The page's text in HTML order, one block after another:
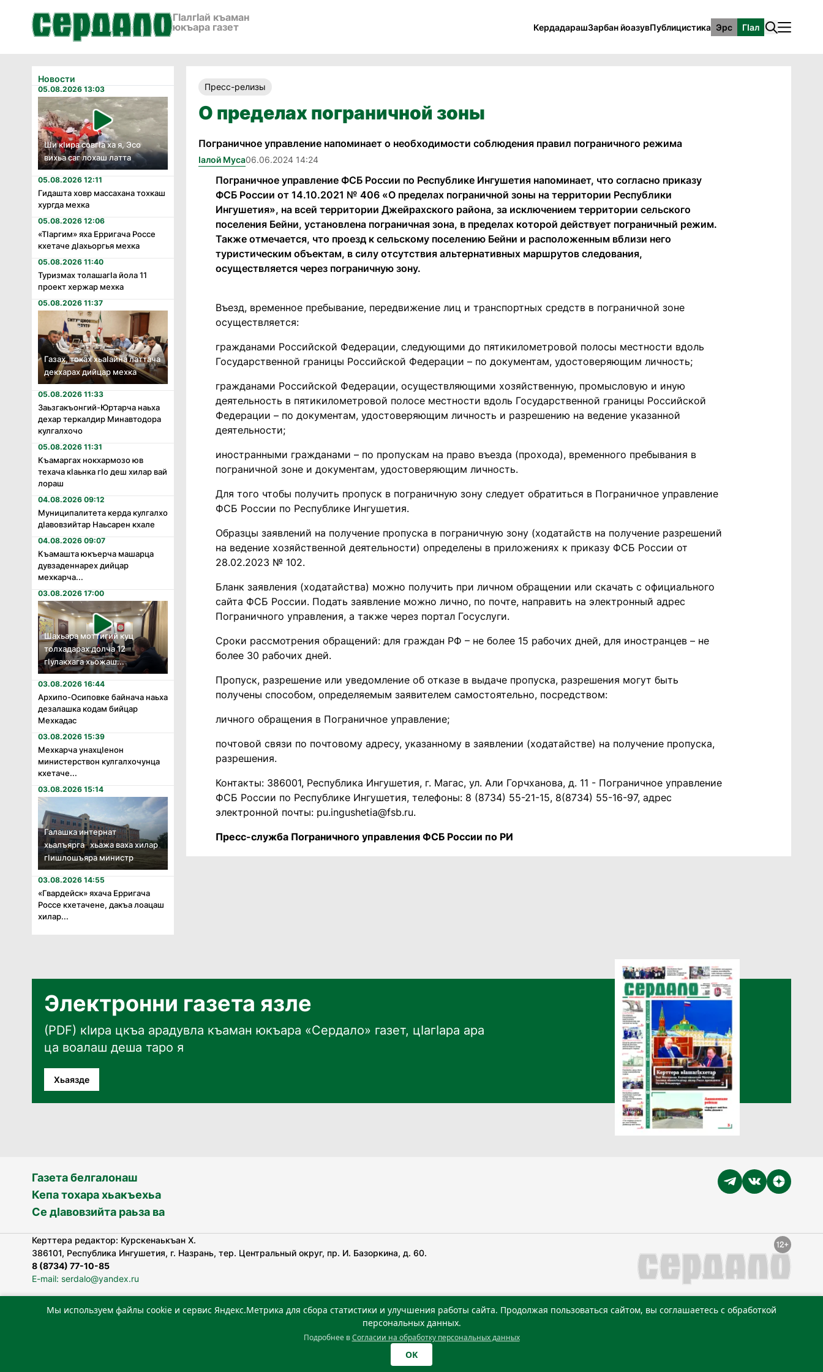
ГӀалгӀай къаман
юкъара газет
КердадарашЗарбан йоазувПублицистика Эрс ГӀал
Новости
05.08.2026 13:03
Ши кӏира совгӏа ха я, Эсо
вихьа саг лохаш латта
05.08.2026 12:11
Гидашта ховр массахана тохкаш
хургда мехка
05.08.2026 12:06
«Тӏаргим» яха Ерригача Россе
кхетаче дӏахьоргья мехка
05.08.2026 11:40
Туризмах толашагӏа йола 11
проект хержар мехка
05.08.2026 11:37
Газах, токах хьаӏайна латтача
декхарах дийцар мехка
05.08.2026 11:33
Заьзгакъонгий-Юртарча наьха
дехар теркалдир Минавтодора
кулгалхочо
05.08.2026 11:31
Къамаргах нокхармозо юв
техача кӏаьнка гӏо деш хилар вай
лораш
04.08.2026 09:12
Муниципалитета керда кулгалхо
дӏавовзийтар Наьсарен кхале
04.08.2026 09:07
Къамашта юкъерча машарца
дувзаденнарех дийцар
мехкарча...
03.08.2026 17:00
Шахьара моттигий куц
толхадарах долча 12
гӏулакхага хьожаш...
03.08.2026 16:44
Архипо-Осиповке байнача наьха
дезалашка кодам бийцар
Мехкадас
03.08.2026 15:39
Мехкарча унахцӏенон
министерствон кулгалхочунца
кхетаче...
03.08.2026 15:14
Галашка интернат
хьалъярга хьажа ваха хилар
гӏишлошъяра министр
03.08.2026 14:55
«Гвардейск» яхача Ерригача
Россе кхетачене, дакъа лоацаш
хилар...
Пресс-релизы
О пределах пограничной зоны
Пограничное управление напоминает о необходимости соблюдения правил пограничного режима
Iалой Муса06.06.2024 14:24
Пограничное управление ФСБ России по Республике Ингушетия напоминает, что согласно приказу
ФСБ России от 14.10.2021 № 406 «О пределах пограничной зоны на территории Республики
Ингушетия», на всей территории Джейрахского района, за исключением территории сельского
поселения Бейни, установлена пограничная зона, в пределах которой действует пограничный режим.
Также отмечается, что проезд к сельскому поселению Бейни и расположенным вблизи него
туристическим объектам, в силу отсутствия альтернативных маршрутов следования,
осуществляется через пограничную зону.
Въезд, временное пребывание, передвижение лиц и транспортных средств в пограничной зоне
осуществляется:
гражданами Российской Федерации, следующими до пятикилометровой полосы местности вдоль
Государственной границы Российской Федерации – по документам, удостоверяющим личность;
гражданами Российской Федерации, осуществляющими хозяйственную, промысловую и иную
деятельность в пятикилометровой полосе местности вдоль Государственной границы Российской
Федерации – по документам, удостоверяющим личность и разрешению на ведение указанной
деятельности;
иностранными гражданами – по пропускам на право въезда (прохода), временного пребывания в
пограничной зоне и документам, удостоверяющим личность.
Для того чтобы получить пропуск в пограничную зону следует обратиться в Пограничное управление
ФСБ России по Республике Ингушетия.
Образцы заявлений на получение пропуска в пограничную зону (ходатайств на получение разрешений
на ведение хозяйственной деятельности) определены в приложениях к приказу ФСБ России от
28.02.2023 № 102.
Бланк заявления (ходатайства) можно получить при личном обращении или скачать с официального
сайта ФСБ России. Подать заявление можно лично, по почте, направить на электронный адрес
Пограничного управления, а также через портал Госуслуги.
Сроки рассмотрения обращений: для граждан РФ – не более 15 рабочих дней, для иностранцев – не
более 30 рабочих дней.
Пропуск, разрешение или уведомление об отказе в выдаче пропуска, разрешения могут быть
получены способом, определяемым заявителем самостоятельно, посредством:
личного обращения в Пограничное управление;
почтовой связи по почтовому адресу, указанному в заявлении (ходатайстве) на получение пропуска,
разрешения.
Контакты: 386001, Республика Ингушетия, г. Магас, ул. Али Горчханова, д. 11 - Пограничное управление
ФСБ России по Республике Ингушетия, телефоны: 8 (8734) 55-21-15, 8(8734) 55-16-97, адрес
электронной почты: pu.ingushetia@fsb.ru.
Пресс-служба Пограничного управления ФСБ России по РИ
Электронни газета язле
(PDF) кӀира цкъа арадувла къаман юкъара «Сердало» газет, цӀагӀара ара
ца воалаш деша таро я
Хьаязде
Газета белгалонаш
Кепа тохара хьакъехьа
Се дӀавовзийта раьза ва
Керттера редактор: Курскенаькъан Х.
386101, Республика Ингушетия, г. Назрань, тер. Центральный округ, пр. И. Базоркина, д. 60.
8 (8734) 77-10-85
E-mail: serdalo@yandex.ru
«Сердало» газета арадувлар чIоагIдаьд бувзамеи, хоам беча гIирсаштеи, цар дуккхача тайпаштеи тIахьожам
Реестровая запись СМИ: ЭЛ № ФС 77-78323 от 15.05.2020 г. Учредитель: Государственное автономное учреждение
Мы используем файлы cookie и сервис Яндекс.Метрика для сбора статистики и улучшения работы сайта. Продолжая пользоваться сайтом, вы соглашаетесь с обработкой
персональных данных.
Подробнее вСогласии на обработку персональных данных
OK